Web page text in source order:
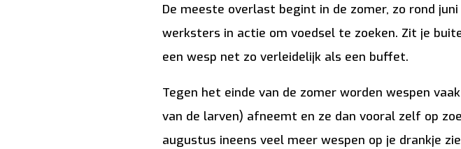
De meeste overlast begint in de zomer, zo rond
werksters in actie om voedsel te zoeken. Zit je
een wesp net zo verleidelijk als een buffet.
Tegen het einde van de zomer worden wespen
van de larven) afneemt en ze dan vooral zelf op
augustus ineens veel meer wespen op je drankje